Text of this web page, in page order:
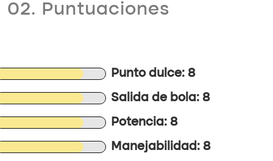
02. Puntuaciones
Punto dulce: 8
Salida de bola: 8
Potencia: 8
Manejabilidad: 8